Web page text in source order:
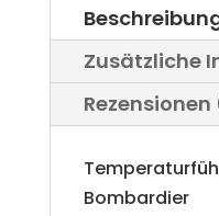
Zusätzliche
Bombardier